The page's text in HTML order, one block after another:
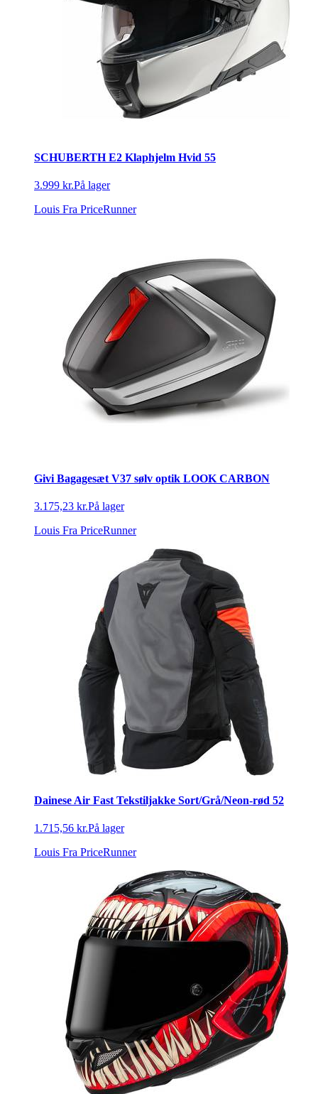
SCHUBERTH E2 Klaphjelm Hvid 55
3.999 kr.På lager
Louis Fra PriceRunner
Givi Bagagesæt V37 sølv optik LOOK CARBON
3.175,23 kr.På lager
Louis Fra PriceRunner
Dainese Air Fast Tekstiljakke Sort/Grå/Neon-rød 52
1.715,56 kr.På lager
Louis Fra PriceRunner